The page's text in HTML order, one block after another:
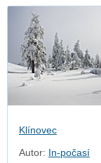
Klínovec
Autor: In-počasí